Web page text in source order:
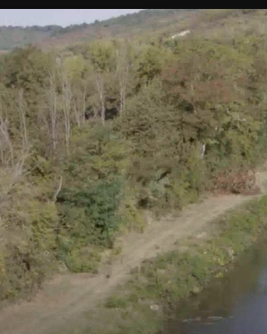
соглашение Политика
на ТВ Бесплатные